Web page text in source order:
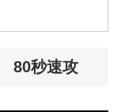
80秒速攻